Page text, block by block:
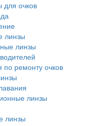
для очков
линзы
линзы
по ремонту очков
линзы
линзы